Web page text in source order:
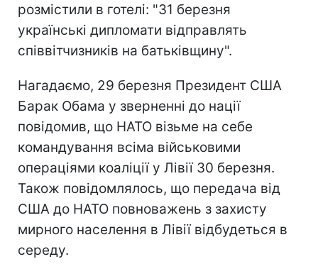
розмістили в готелі: "31 березня
українські дипломати відправлять
співвітчизників на батьківщину".
Нагадаємо, 29 березня Президент США
Барак Обама у зверненні до нації
повідомив, що НАТО візьме на себе
командування всіма військовими
операціями коаліції у Лівії 30 березня.
Також повідомлялось, що передача від
США до НАТО повноважень з захисту
мирного населення в Лівії відбудеться в
середу.